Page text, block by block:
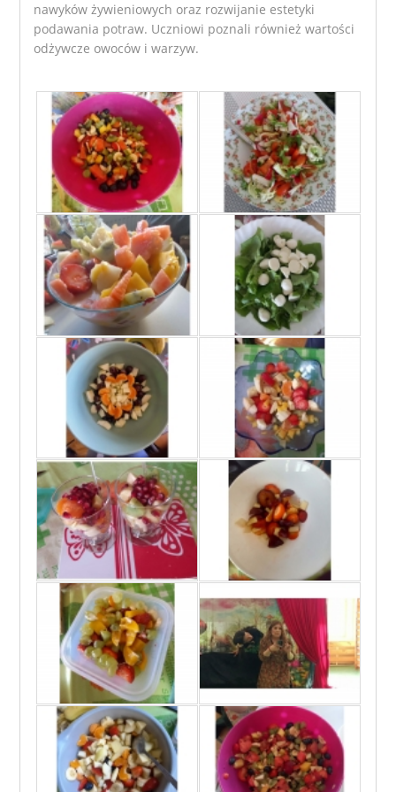
nawyków żywieniowych oraz rozwijanie estetyki
podawania potraw. Uczniowi poznali również wartości
odżywcze owoców i warzyw.